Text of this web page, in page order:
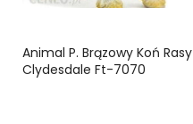
Animal P. Brązowy Koń Rasy
Clydesdale Ft-7070